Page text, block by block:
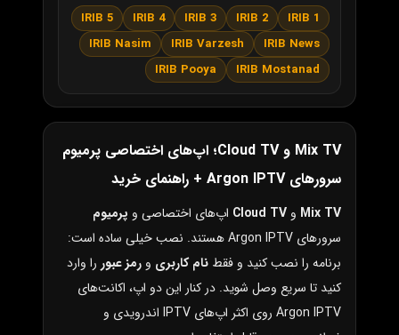
IRIB 1
IRIB 2
IRIB 3
IRIB 4
IRIB 5
IRIB News
IRIB Varzesh
IRIB Nasim
IRIB Mostanad
IRIB Pooya
Mix TV و Cloud TV؛ اپ‌های اختصاصی پرمیوم
سرورهای Argon IPTV + راهنمای خرید
Mix TV و Cloud TV اپ‌های اختصاصی و پرمیوم
سرورهای Argon IPTV هستند. نصب خیلی ساده است:
برنامه را نصب کنید و فقط نام کاربری و رمز عبور را وارد
کنید تا سریع وصل شوید. در کنار این دو اپ، اکانت‌های
Argon IPTV روی اکثر اپ‌های IPTV اندرویدی و